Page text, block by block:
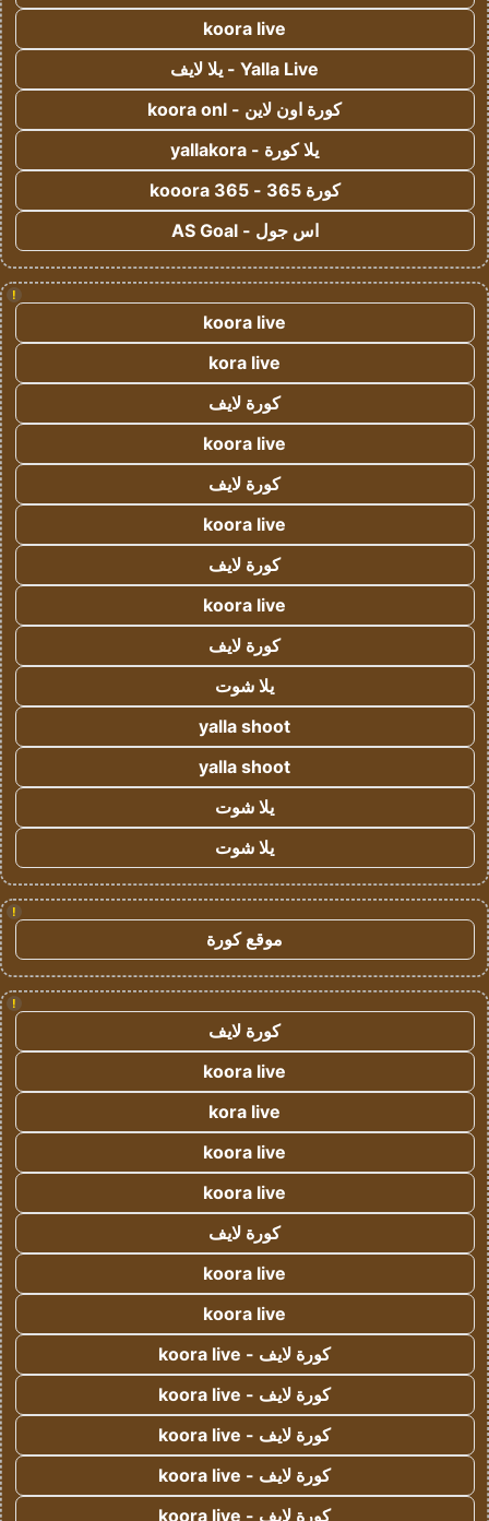
koora live
Yalla Live - يلا لايف
كورة اون لاين - koora onl
يلا كورة - yallakora
كورة 365 - kooora 365
اس جول - AS Goal
!
koora live
kora live
كورة لايف
koora live
كورة لايف
koora live
كورة لايف
koora live
كورة لايف
يلا شوت
yalla shoot
yalla shoot
يلا شوت
يلا شوت
!
موقع كورة
!
كورة لايف
koora live
kora live
koora live
koora live
كورة لايف
koora live
koora live
كورة لايف - koora live
كورة لايف - koora live
كورة لايف - koora live
كورة لايف - koora live
كورة لايف - koora live